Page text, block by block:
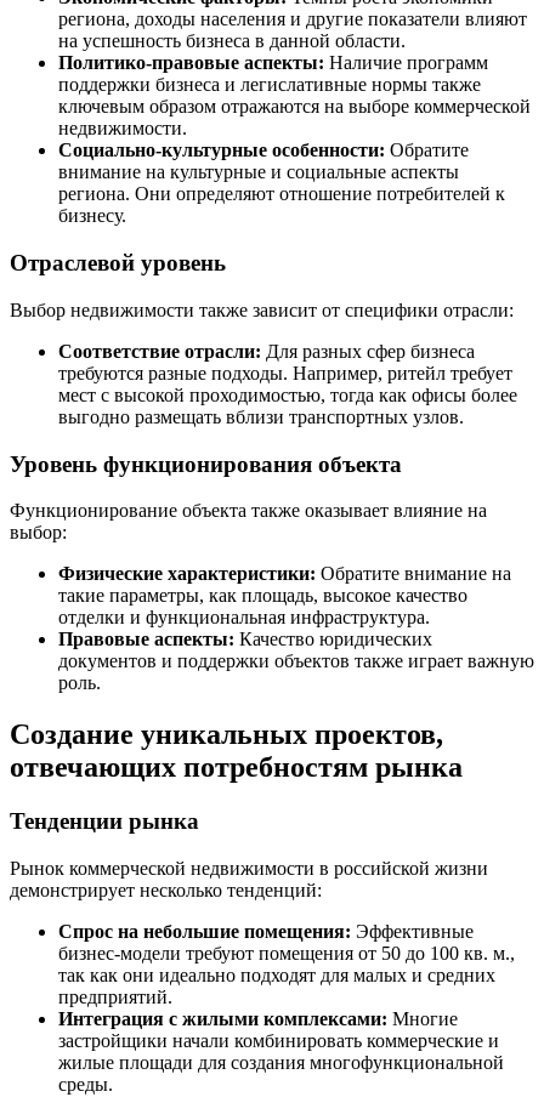
региона, доходы населения и другие показатели влияют
на успешность бизнеса в данной области.
Политико-правовые аспекты: Наличие программ
поддержки бизнеса и легислативные нормы также
ключевым образом отражаются на выборе коммерческой
недвижимости.
Социально-культурные особенности: Обратите
внимание на культурные и социальные аспекты
региона. Они определяют отношение потребителей к
бизнесу.
Отраслевой уровень
Выбор недвижимости также зависит от специфики отрасли:
Соответствие отрасли: Для разных сфер бизнеса
требуются разные подходы. Например, ритейл требует
мест с высокой проходимостью, тогда как офисы более
выгодно размещать вблизи транспортных узлов.
Уровень функционирования объекта
Функционирование объекта также оказывает влияние на
выбор:
Физические характеристики: Обратите внимание на
такие параметры, как площадь, высокое качество
отделки и функциональная инфраструктура.
Правовые аспекты: Качество юридических
документов и поддержки объектов также играет важную
роль.
Создание уникальных проектов,
отвечающих потребностям рынка
Тенденции рынка
Рынок коммерческой недвижимости в российской жизни
демонстрирует несколько тенденций:
Спрос на небольшие помещения: Эффективные
бизнес-модели требуют помещения от 50 до 100 кв. м.,
так как они идеально подходят для малых и средних
предприятий.
Интеграция с жилыми комплексами: Многие
застройщики начали комбинировать коммерческие и
жилые площади для создания многофункциональной
среды.